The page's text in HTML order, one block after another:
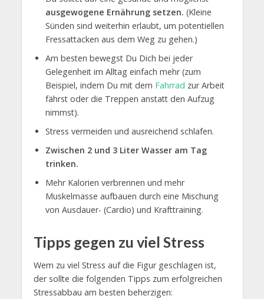
ausgewogene Ernährung setzen. (Kleine
Sünden sind weiterhin erlaubt, um potentiellen
Fressattacken aus dem Weg zu gehen.)
Am besten bewegst Du Dich bei jeder
Gelegenheit im Alltag einfach mehr (zum
Beispiel, indem Du mit dem Fahrrad zur Arbeit
fährst oder die Treppen anstatt den Aufzug
nimmst).
Stress vermeiden und ausreichend schlafen.
Zwischen 2 und 3 Liter Wasser am Tag
trinken.
Mehr Kalorien verbrennen und mehr
Muskelmasse aufbauen durch eine Mischung
von Ausdauer- (Cardio) und Krafttraining.
Tipps gegen zu viel Stress
Wem zu viel Stress auf die Figur geschlagen ist,
der sollte die folgenden Tipps zum erfolgreichen
Stressabbau am besten beherzigen: